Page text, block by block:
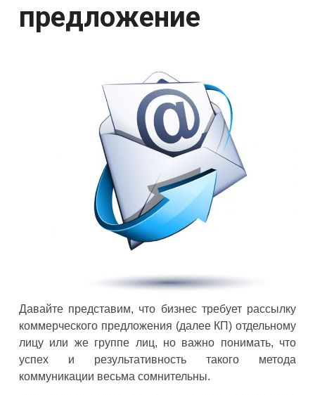
предложение
Давайте представим, что бизнес требует рассылку
коммерческого предложения (далее КП) отдельному
лицу или же группе лиц, но важно понимать, что
успех и результативность такого метода
коммуникации весьма сомнительны.